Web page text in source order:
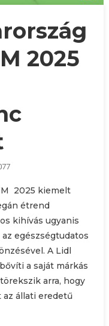
2025
2025 kiemelt
étrend
kihívás ugyanis
egészségtudatos
A Lidl
a saját márkás
arra, hogy
az állati eredetű